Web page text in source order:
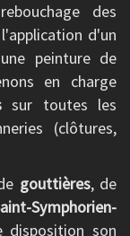
des
d'un
peinture de
en charge
sur toutes les
(clôtures,
gouttières, de
Symphorien-
disposition son